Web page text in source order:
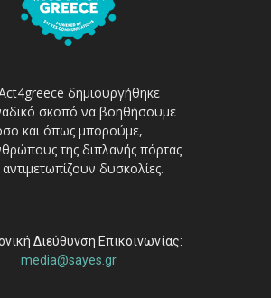
δημιουργήθηκε
σκοπό να βοηθήσουμε
και όπως μπορούμε,
της διπλανής πόρτας
δυσκολίες.
Διεύθυνση Επικοινωνίας:
media@sayes.gr